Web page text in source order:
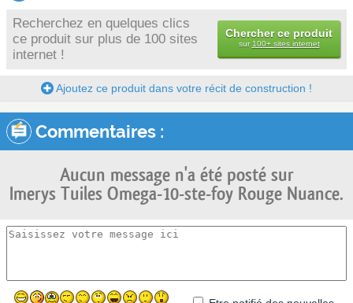
Recherchez en quelques clics
ce produit sur plus de 100 sites
internet !
Chercher ce produit
sur100+ sites internet
Ajoutez ce produit dans votre récit de construction !
Commentaires :
Aucun message n'a été posté sur
Imerys Tuiles Omega-10-ste-foy Rouge Nuance.